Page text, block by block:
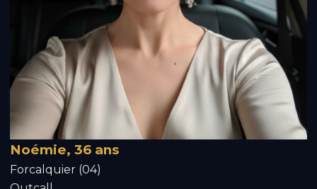
Noémie, 36 ans
Forcalquier (04)